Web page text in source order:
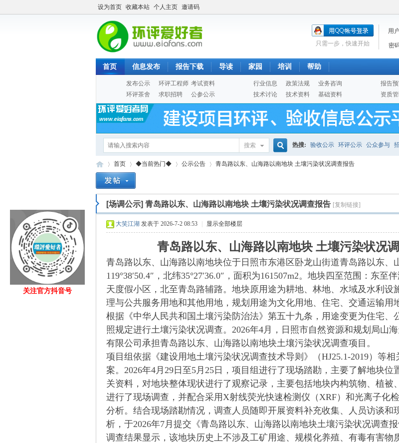
设为首页 收藏本站 个人主页 邀请码
用
密
只需一步，快速开始
首页 信息发布 报告下载 导读 家园 培训 帮助
发布公示 环评工程师 考试资料
环评茶舍
求职招聘 公参公示
行业信息 政策法规
业务咨询
技术讨论
技术资料 基础资料
报告
资质
搜索
搜
索
热搜: 验收公示 环评公示 公众参与
噪声预测 医院 公路 陶瓷
Eia
首页
›
◆当前热门◆
›
公示公告
›
青岛路以东、山海路以南地块 土壤污染状况调查报告
[场调公示] 青岛路以东、山海路以南地块 土壤污染状况调查报告 [复制链接]
大笑江湖 发表于 2026-7-2 08:53 显示全部楼层
青岛路以东、山海路以南地块 土壤污染状况调
青岛路以东、山海路以南地块位于日照市东港区卧龙山街道青岛路以东、
119°38′50.4″，北纬35°27′36.0″，面积为161507m2。地块四至范围：东
天度假小区，北至青岛路辅路。地块原用途为耕地、林地、水域及水利
理与公共服务用地和其他用地，规划用途为文化用地、住宅、交通运输用
根据《中华人民共和国土壤污染防治法》第五十九条，用途变更为住宅、
照规定进行土壤污染状况调查。2026年4月，日照市自然资源和规划局山
有限公司承担青岛路以东、山海路以南地块土壤污染状况调查项目。
项目组依据《建设用地土壤污染状况调查技术导则》（HJ25.1-2019）等
案。2026年4月29日至5月25日，项目组进行了现场踏勘，主要了解地块
关资料，对地块整体现状进行了观察记录，主要包括地块内构筑物、植
进行了现场调查，并配合采用X射线荧光快速检测仪（XRF）和光离子化
分析。结合现场踏勘情况，调查人员随即开展资料补充收集、人员访谈和
析，于2026年7月提交《青岛路以东、山海路以南地块土壤污染状况调查报
调查结果显示，该地块历史上不涉及工矿用途、规模化养殖、有毒有害物
关注官方抖音号